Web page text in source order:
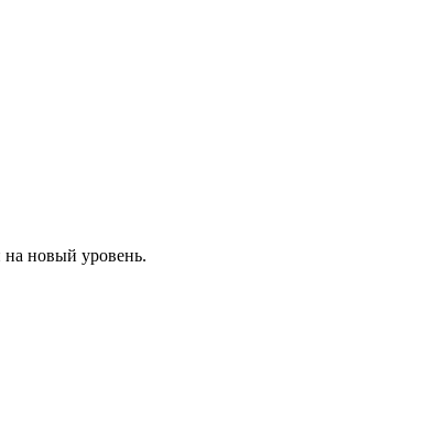
на новый уровень.